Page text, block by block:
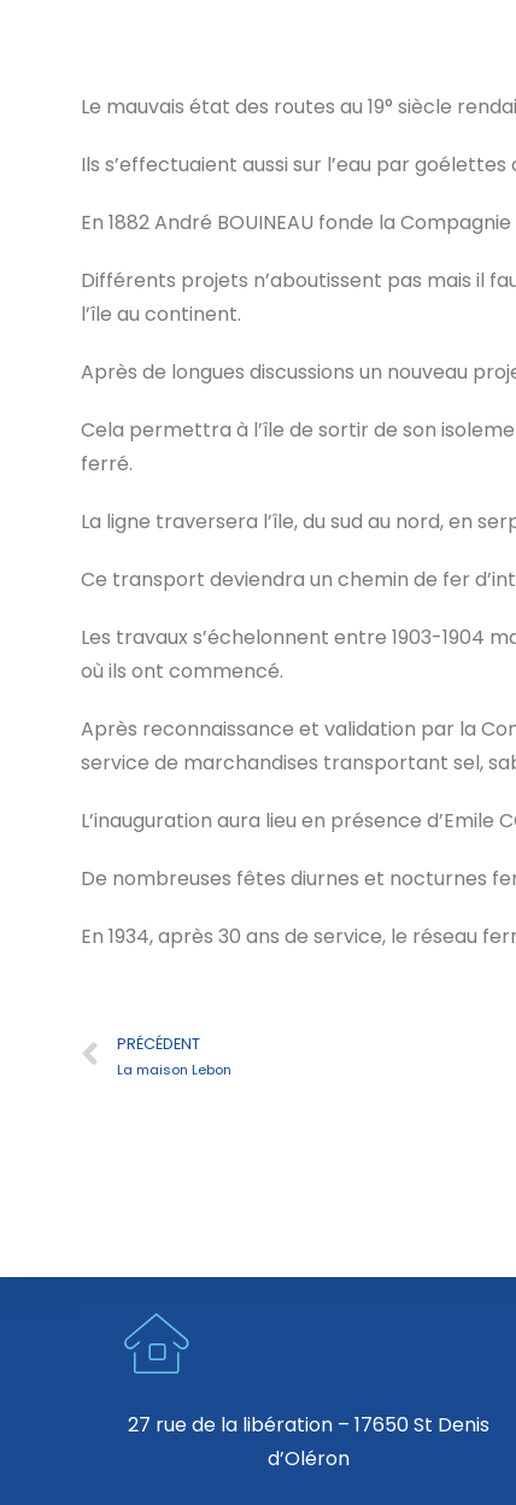
Le mauvais état des routes au 19° siècle
Ils s’effectuaient aussi sur l’eau par
En 1882 André BOUINEAU fonde la
Différents projets n’aboutissent pas mais il
l’île au continent.
Après de longues discussions un nouveau
Cela permettra à l’île de sortir de son
ferré.
La ligne traversera l’île, du sud au nord, en
Ce transport deviendra un chemin de fer
Les travaux s’échelonnent entre 1903-1904
où ils ont commencé.
Après reconnaissance et validation par la
service de marchandises transportant sel,
L’inauguration aura lieu en présence d’Emile
De nombreuses fêtes diurnes et nocturnes
En 1934, après 30 ans de service, le réseau
PRÉCÉDENT
La maison Lebon
27 rue de la libération – 17650 St Denis
d’Oléron